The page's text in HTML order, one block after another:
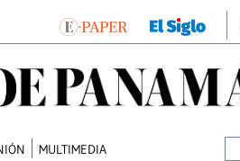
MULTIMEDIA